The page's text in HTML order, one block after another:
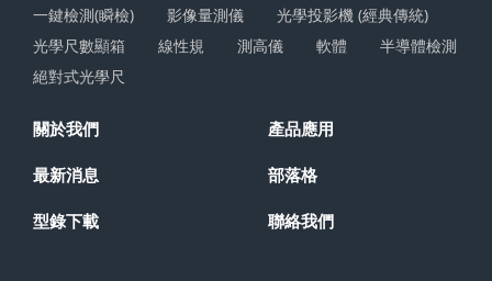
一鍵檢測(瞬檢) 影像量測儀
光學投影機 (經典傳統)
光學尺數顯箱
線性規 測高儀 軟體
半導體檢測
絕對式光學尺
關於我們 產品應用
最新消息 部落格
型錄下載 聯絡我們